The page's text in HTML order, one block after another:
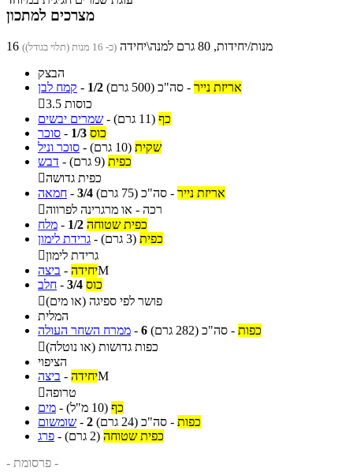
מצרכים למתכון
16 מנות/יחידות, 80 גרם למנה\יחידה (כ- 16 מנות (תלוי בגודל))
הבצק
קמח לבן - 1/2 אריזת נייר - סה"כ (500 גרם)

3.5 כוסות
שמרים יבשים - כף (11 גרם)
סוכר - 1/3 כוס
סוכר וניל - שקית (10 גרם)
דבש - כפית (9 גרם)
כפית גדושה
חמאה - 3/4 אריזת נייר - סה"כ (75 גרם)
רכה - או מרגרינה לפרווה
מלח - 1/2 כפית שטוחה
גרידת לימון - כפית (3 גרם)
גרידת לימון
ביצה - יחידהM
חלב - 3/4 כוס
פושר לפי ספיגה (או מים)
המלית
ממרח השחר העולה - 6 כפות - סה"כ (282 גרם)
כפות גדושות (או נוטלה)
הציפוי
ביצה - יחידהM
טרופה
מים - כף (10 מ"ל)
שומשום - 2 כפות - סה"כ (24 גרם)
פרג - כפית שטוחה (2 גרם)
- פרסומת -